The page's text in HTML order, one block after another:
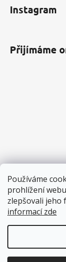
Používáme
prohlížení
zlepšovali jeho
informací zde
Instagram
Přijímáme
Copyright 2026